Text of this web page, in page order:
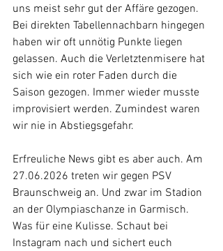
uns meist sehr gut der Affäre gezogen.
Bei direkten Tabellennachbarn hingegen
haben wir oft unnötig Punkte liegen
gelassen. Auch die Verletztenmisere hat
sich wie ein roter Faden durch die
Saison gezogen. Immer wieder musste
improvisiert werden. Zumindest waren
wir nie in Abstiegsgefahr.
Erfreuliche News gibt es aber auch. Am
27.06.2026 treten wir gegen PSV
Braunschweig an. Und zwar im Stadion
an der Olympiaschanze in Garmisch.
Was für eine Kulisse. Schaut bei
Instagram nach und sichert euch